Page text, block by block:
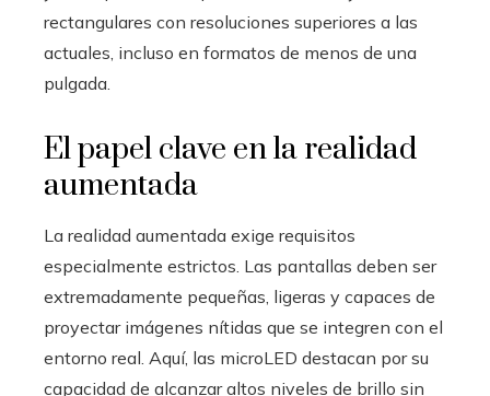
rectangulares con resoluciones superiores a las
actuales, incluso en formatos de menos de una
pulgada.
El papel clave en la realidad
aumentada
La realidad aumentada exige requisitos
especialmente estrictos. Las pantallas deben ser
extremadamente pequeñas, ligeras y capaces de
proyectar imágenes nítidas que se integren con el
entorno real. Aquí, las microLED destacan por su
capacidad de alcanzar altos niveles de brillo sin